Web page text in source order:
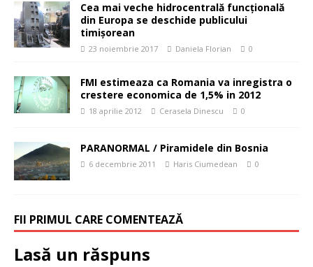
Cea mai veche hidrocentrală funcțională
din Europa se deschide publicului
timișorean
23 noiembrie 2017 Daniela Florian 0
FMI estimeaza ca Romania va inregistra o
crestere economica de 1,5% in 2012
18 aprilie 2012 Cerasela Dinescu 0
PARANORMAL / Piramidele din Bosnia
6 decembrie 2011 Haris Ciumedean 0
FII PRIMUL CARE COMENTEAZĂ
Lasă un răspuns